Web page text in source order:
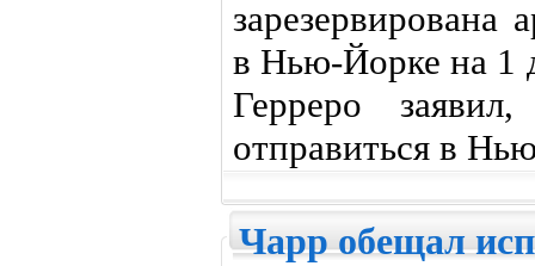
зарезервирована
в Нью-Йорке на 1
Герреро
отправиться в
Чарр обещал